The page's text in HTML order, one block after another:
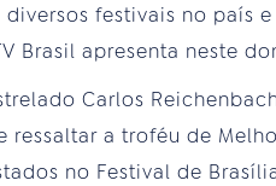
festivais no país
apresenta neste
Carlos
a troféu de
no Festival de